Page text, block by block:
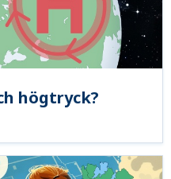
högtryck?